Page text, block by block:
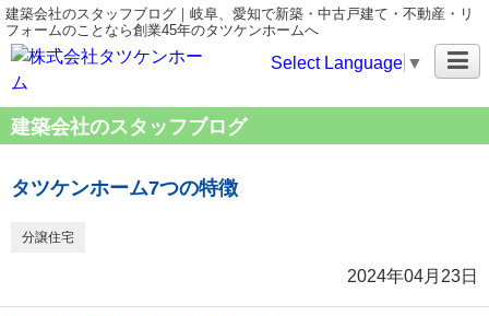
建築会社のスタッフブログ｜岐阜、愛知で新築・中古戸建て・不動産・リ
フォームのことなら創業45年のタツケンホームへ
Select Language ▼
建築会社のスタッフブログ
タツケンホーム7つの特徴
分譲住宅
2024年04月23日